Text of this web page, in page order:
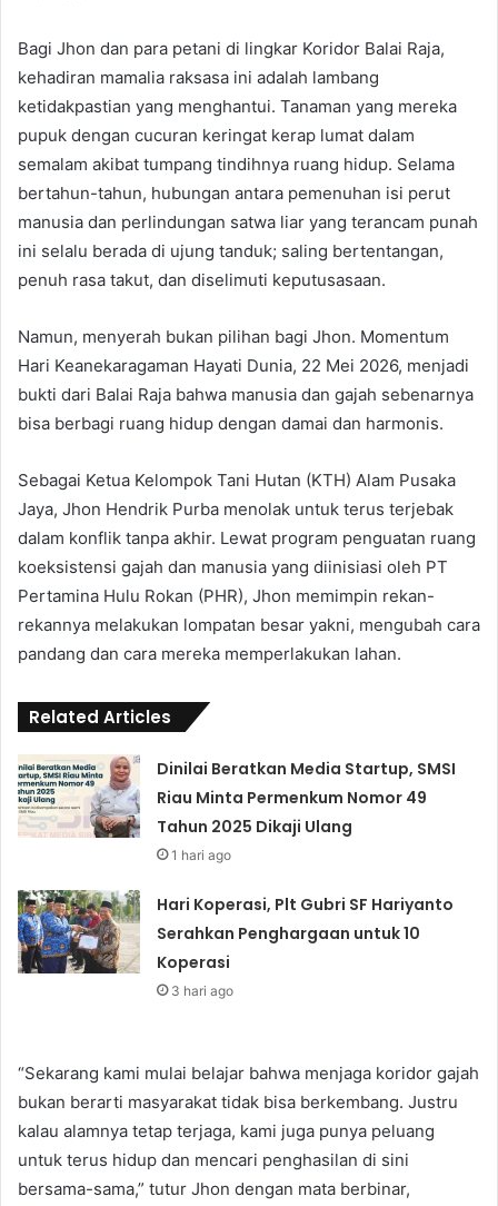
Bagi Jhon dan para petani di lingkar Koridor Balai Raja,
kehadiran mamalia raksasa ini adalah lambang
ketidakpastian yang menghantui. Tanaman yang mereka
pupuk dengan cucuran keringat kerap lumat dalam
semalam akibat tumpang tindihnya ruang hidup. Selama
bertahun-tahun, hubungan antara pemenuhan isi perut
manusia dan perlindungan satwa liar yang terancam punah
ini selalu berada di ujung tanduk; saling bertentangan,
penuh rasa takut, dan diselimuti keputusasaan.
Namun, menyerah bukan pilihan bagi Jhon. Momentum
Hari Keanekaragaman Hayati Dunia, 22 Mei 2026, menjadi
bukti dari Balai Raja bahwa manusia dan gajah sebenarnya
bisa berbagi ruang hidup dengan damai dan harmonis.
Sebagai Ketua Kelompok Tani Hutan (KTH) Alam Pusaka
Jaya, Jhon Hendrik Purba menolak untuk terus terjebak
dalam konflik tanpa akhir. Lewat program penguatan ruang
koeksistensi gajah dan manusia yang diinisiasi oleh PT
Pertamina Hulu Rokan (PHR), Jhon memimpin rekan-
rekannya melakukan lompatan besar yakni, mengubah cara
pandang dan cara mereka memperlakukan lahan.
Related Articles
Dinilai Beratkan Media Startup, SMSI
Riau Minta Permenkum Nomor 49
Tahun 2025 Dikaji Ulang
1 hari ago
Hari Koperasi, Plt Gubri SF Hariyanto
Serahkan Penghargaan untuk 10
Koperasi
3 hari ago
“Sekarang kami mulai belajar bahwa menjaga koridor gajah
bukan berarti masyarakat tidak bisa berkembang. Justru
kalau alamnya tetap terjaga, kami juga punya peluang
untuk terus hidup dan mencari penghasilan di sini
bersama-sama,” tutur Jhon dengan mata berbinar,